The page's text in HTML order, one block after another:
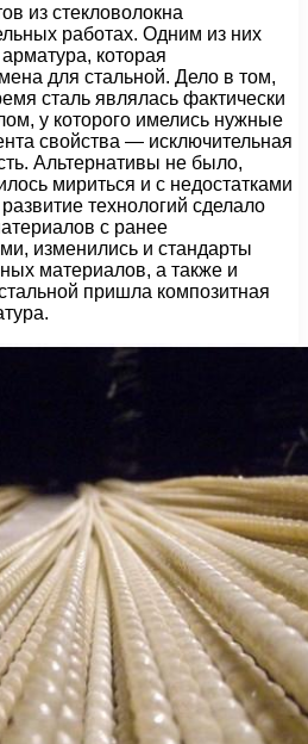
из стекловолокна
работах. Одним из них
которая
для стальной. Дело в том,
сталь являлась фактически
у которого имелись нужные
свойства — исключительная
Альтернативы не было,
мириться и с недостатками
технологий сделало
с ранее
изменились и стандарты
материалов, а также и
пришла композитная